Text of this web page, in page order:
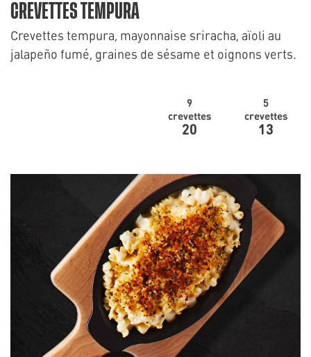
CREVETTES TEMPURA
Crevettes tempura, mayonnaise sriracha, aïoli au
jalapeño fumé, graines de sésame et oignons verts.
9
crevettes
20
5
crevettes
13